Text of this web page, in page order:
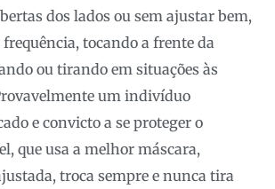
dos lados ou sem ajustar bem,
tocando a frente da
ou tirando em situações às
um indivíduo
e convicto a se proteger o
que usa a melhor máscara,
troca sempre e nunca tira